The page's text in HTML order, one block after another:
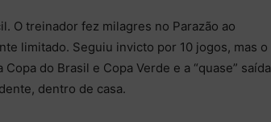
O treinador fez milagres no Parazão ao
limitado. Seguiu invicto por 10 jogos, mas o
do Brasil e Copa Verde e a “quase” saída
dentro de casa.